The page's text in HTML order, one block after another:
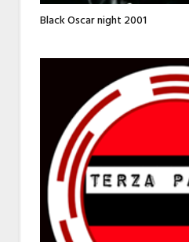
Black Oscar night 2001